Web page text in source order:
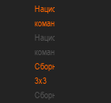
Национальная
команда
Национальная
команда
Сборные
3х3
Сборные